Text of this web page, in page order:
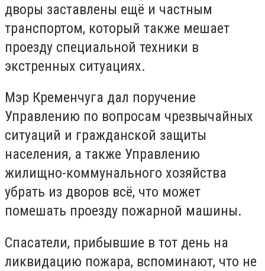
дворы заставлены ещё и частным
транспортом, который также мешает
проезду специальной техники в
экстренных ситуациях.
Мэр Кременчуга дал поручение
Управлению по вопросам чрезвычайных
ситуаций и гражданской защиты
населения, а также Управлению
жилищно-коммунального хозяйства
убрать из дворов всё, что может
помешать проезду пожарной машины.
Спасатели, прибывшие в тот день на
ликвидацию пожара, вспоминают, что не